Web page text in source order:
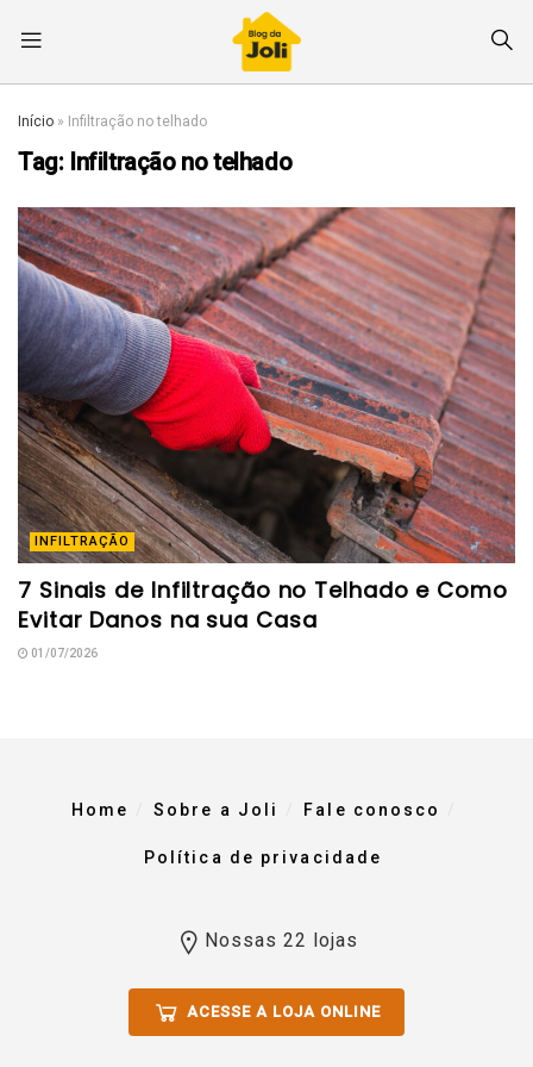
Início » Infiltração no telhado
Tag: Infiltração no telhado
INFILTRAÇÃO
7 Sinais de Infiltração no Telhado e Como
Evitar Danos na sua Casa
01/07/2026
Home Sobre a Joli Fale conosco
Política de privacidade
Nossas 22 lojas
ACESSE A LOJA ONLINE